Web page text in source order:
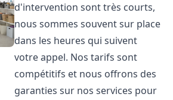
d'intervention sont très courts,
nous sommes souvent sur place
dans les heures qui suivent
votre appel. Nos tarifs sont
compétitifs et nous offrons des
garanties sur nos services pour